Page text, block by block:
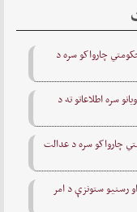
۱۴ ولایتونو کې له حکومتي چارواکو سره د
ویاندویانو سره اطلاعاتو ته د
د ۱۷ ولايتونو له حکومتي چارواکو سره د عدالت
رسنیو ستونزې د امر